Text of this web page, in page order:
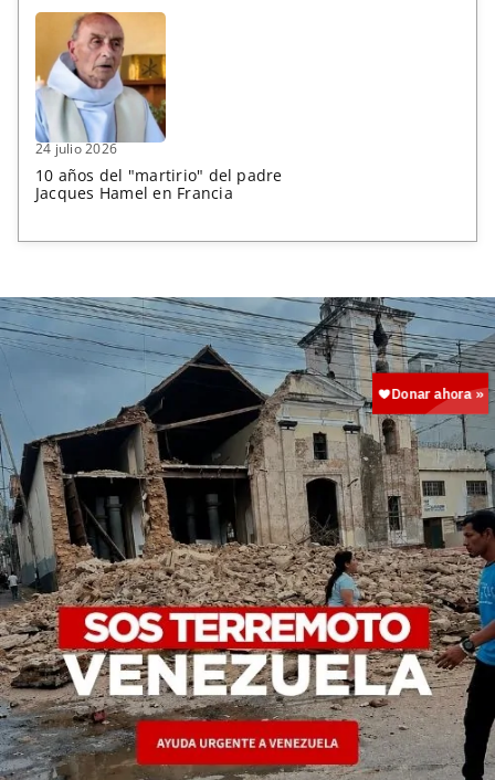
24 julio 2026
10 años del "martirio" del padre
Jacques Hamel en Francia